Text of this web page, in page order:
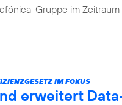
Gruppe im Zeitraum
IM FOKUS
erweitert